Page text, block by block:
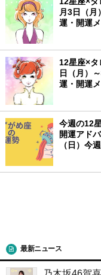
月3日（月
運・開運
12星座×タ
日（月）
運・開運
今週の12
開運アド
（日）今
最新ニュース